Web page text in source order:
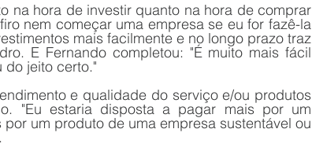
na hora de investir quanto na hora de comprar
nem começar uma empresa se eu for fazê-la
mais facilmente e no longo prazo traz
E Fernando completou: "É muito mais fácil
jeito certo."
e qualidade do serviço e/ou produtos
"Eu estaria disposta a pagar mais por um
um produto de uma empresa sustentável ou